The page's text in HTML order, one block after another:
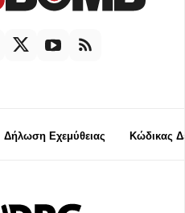
Δήλωση Εχεμύθειας Κώδικας